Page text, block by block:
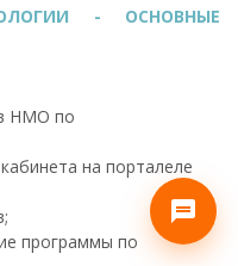
- ОСНОВНЫЕ
НМО по
на порталеле
программы по